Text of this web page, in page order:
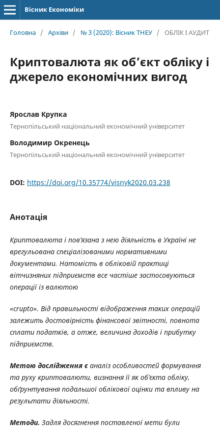
Вісник Економіки
Головна / Архіви / № 3 (2020): Вісник ТНЕУ / ОБЛІК І АУДИТ
Криптовалюта як об’єкт обліку і
джерело економічних вигод
Ярослав Крупка
Тернопільський національний економічний університет
Володимир Окренець
Тернопільський національний економічний університет
DOI: https://doi.org/10.35774/visnyk2020.03.238
Анотація
Криптовалюта і пов’язана з нею діяльність в Україні не
врегульована спеціалізованими нормативними
документами. Натомість в обліковій практиці
вітчизняних підприємств все частіше застосовуються
операції із валютою
«crupto». Від правильності відображення таких операцій
залежить достовірність фінансової звітності, повнота
сплати податків, а отже, величина доходів і прибутку
підприємств.
Метою дослідження є аналіз особливостей формування
та руху криптовалюти, визнання її як об’єкта обліку,
обґрунтування подальшої облікової оцінки та впливу на
результати діяльності.
Методи. Задля досягнення поставленої мети були